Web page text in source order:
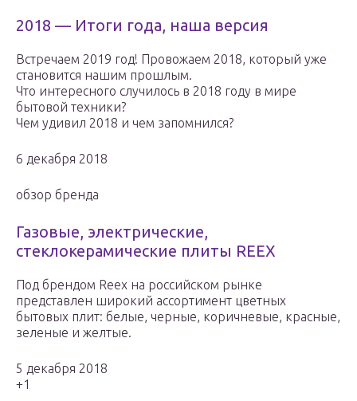
2018 — Итоги года, наша версия
Встречаем 2019 год! Провожаем 2018, который уже
становится нашим прошлым.
Что интересного случилось в 2018 году в мире
бытовой техники?
Чем удивил 2018 и чем запомнился?
6 декабря 2018
обзор бренда
Газовые, электрические,
стеклокерамические плиты REEX
Под брендом Reex на российском рынке
представлен широкий ассортимент цветных
бытовых плит: белые, черные, коричневые, красные,
зеленые и желтые.
5 декабря 2018
+1